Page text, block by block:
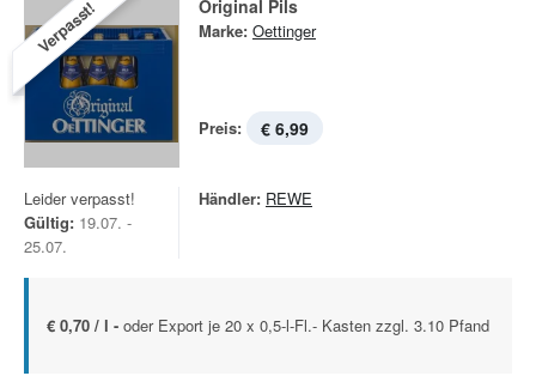
Verpasst! Original Pils
Marke: Oettinger
Preis: € 6,99
Leider verpasst!
Gültig: 19.07. -
25.07.
Händler: REWE
€ 0,70 / l - oder Export je 20 x 0,5-l-Fl.- Kasten zzgl. 3.10 Pfand